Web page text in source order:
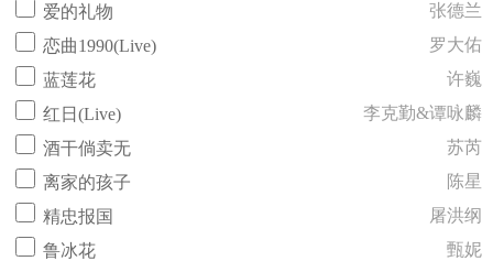
爱的礼物
张德兰
恋曲1990(Live)
罗大佑
蓝莲花
许巍
红日(Live)
李克勤&谭咏麟
酒干倘卖无
苏芮
离家的孩子
陈星
精忠报国
屠洪纲
鲁冰花
甄妮